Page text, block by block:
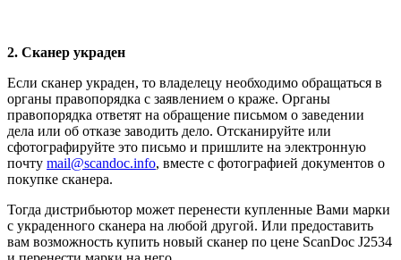
2. Сканер украден
Если сканер украден, то владелецу необходимо обращаться в
органы правопорядка с заявлением о краже. Органы
правопорядка ответят на обращение письмом о заведении
дела или об отказе заводить дело. Отсканируйте или
сфотографируйте это письмо и пришлите на электронную
почту mail@scandoc.info, вместе с фотографией документов о
покупке сканера.
Тогда дистрибьютор может перенести купленные Вами марки
с украденного сканера на любой другой. Или предоставить
вам возможность купить новый сканер по цене ScanDoc J2534